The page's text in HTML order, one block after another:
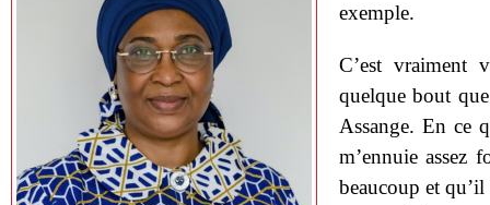
exemple.
C’est vraiment
quelque bout
Assange. En ce
m’ennuie assez
beaucoup et qu’il